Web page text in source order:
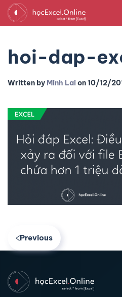
hoi-dap-
Written by Minh Laion10/12/
Previous